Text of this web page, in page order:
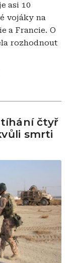
asi 10
vojáky na
a Francie. O
rozhodnout
čtyř
smrti